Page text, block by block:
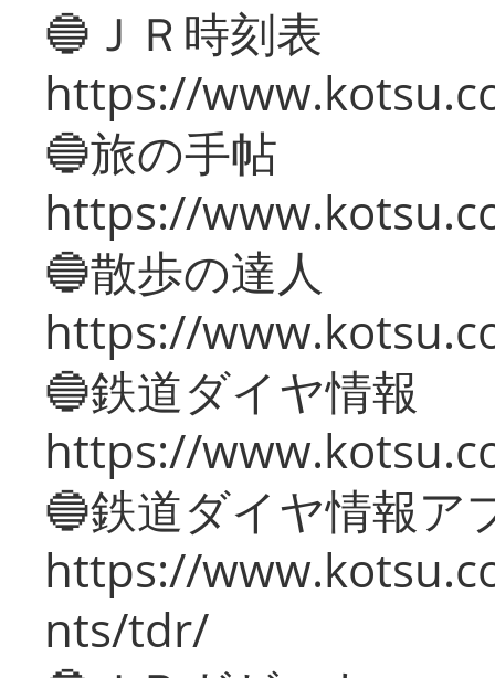
🔵ＪＲ時刻表
https://
🔵旅の手帖
https://
🔵散歩の達人
https://
🔵鉄道ダイヤ情報
https://
🔵鉄道ダイヤ情報ア
https://
nts/tdr/